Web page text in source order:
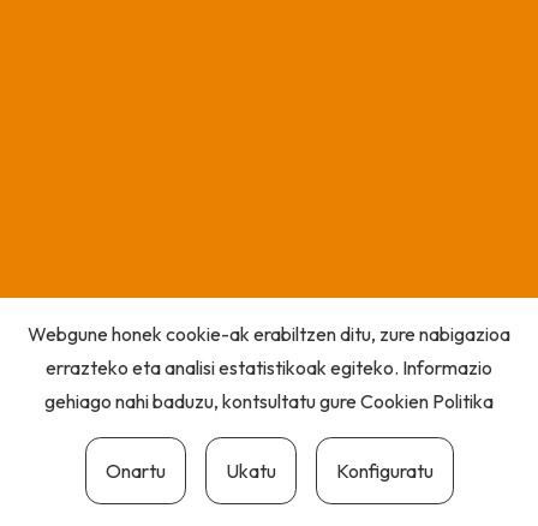
Webgune honek cookie-ak erabiltzen ditu, zure nabigazioa
errazteko eta analisi estatistikoak egiteko. Informazio
gehiago nahi baduzu, kontsultatu gureCookien Politika
Onartu Ukatu Konfiguratu